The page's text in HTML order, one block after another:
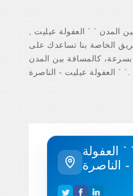
المدن ` ` العفولة عيليت ,
الخاصة بنا تساعدك على
كالمسافة بين المدن
` العفولة
الناصرة